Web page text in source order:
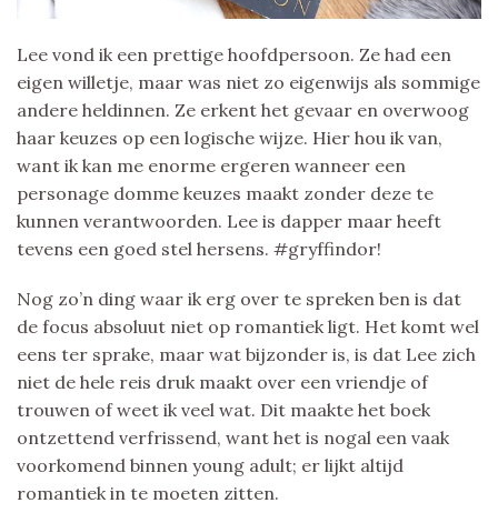
Lee vond ik een prettige hoofdpersoon. Ze had een
eigen willetje, maar was niet zo eigenwijs als sommige
andere heldinnen. Ze erkent het gevaar en overwoog
haar keuzes op een logische wijze. Hier hou ik van,
want ik kan me enorme ergeren wanneer een
personage domme keuzes maakt zonder deze te
kunnen verantwoorden. Lee is dapper maar heeft
tevens een goed stel hersens. #gryffindor!
Nog zo’n ding waar ik erg over te spreken ben is dat
de focus absoluut niet op romantiek ligt. Het komt wel
eens ter sprake, maar wat bijzonder is, is dat Lee zich
niet de hele reis druk maakt over een vriendje of
trouwen of weet ik veel wat. Dit maakte het boek
ontzettend verfrissend, want het is nogal een vaak
voorkomend binnen young adult; er lijkt altijd
romantiek in te moeten zitten.